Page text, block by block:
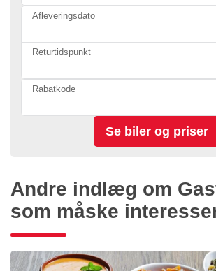
Afleveringsdato
Returtidspunkt
Rabatkode
Andre indlæg om
som måske